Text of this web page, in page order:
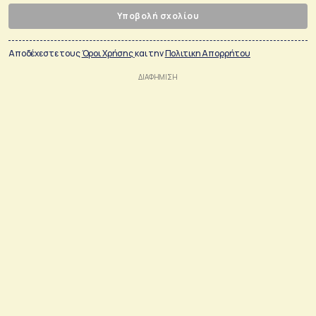
Υποβολή σχολίου
Αποδέχεστε τουςΌροι Χρήσηςκαι τηνΠολιτικη Απορρήτου